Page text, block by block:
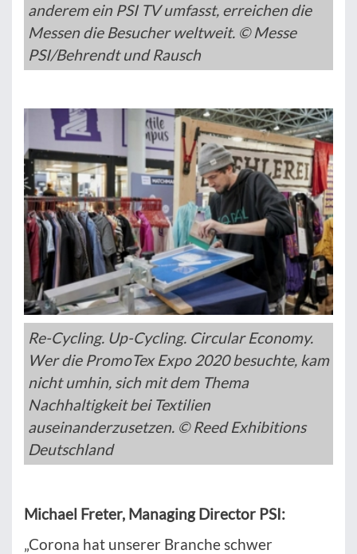
anderem ein PSI TV umfasst, erreichen die
Messen die Besucher weltweit. © Messe
PSI/Behrendt und Rausch
Re-Cycling. Up-Cycling. Circular Economy.
Wer die PromoTex Expo 2020 besuchte, kam
nicht umhin, sich mit dem Thema
Nachhaltigkeit bei Textilien
auseinanderzusetzen. © Reed Exhibitions
Deutschland
Michael Freter, Managing Director PSI:
„Corona hat unserer Branche schwer